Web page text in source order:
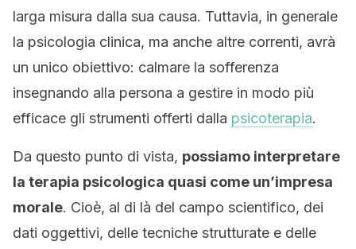
larga misura dalla sua causa. Tuttavia, in generale
la psicologia clinica, ma anche altre correnti, avrà
un unico obiettivo: calmare la sofferenza
insegnando alla persona a gestire in modo più
efficace gli strumenti offerti dalla psicoterapia.
Da questo punto di vista, possiamo interpretare
la terapia psicologica quasi come un’impresa
morale. Cioè, al di là del campo scientifico, dei
dati oggettivi, delle tecniche strutturate e delle